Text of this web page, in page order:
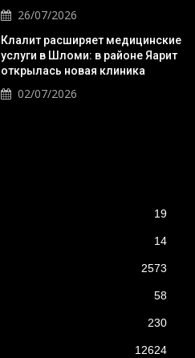
26/07/2026
Клалит расширяет медицинские
услуги в Шломи: в районе Яарит
открылась новая клиника
02/07/2026
19
14
2573
58
230
12624